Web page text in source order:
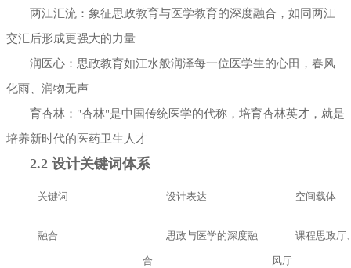
两江汇流：象征思政教育与医学教育的深度融合，如同两江
交汇后形成更强大的力量
润医心：思政教育如江水般润泽每一位医学生的心田，春风
化雨、润物无声
育杏林："杏林"是中国传统医学的代称，培育杏林英才，就是
培养新时代的医药卫生人才
2.2 设计关键词体系
关键词 设计表达 空间载体
融合 思政与医学的深度融
合
课程思政厅
风厅